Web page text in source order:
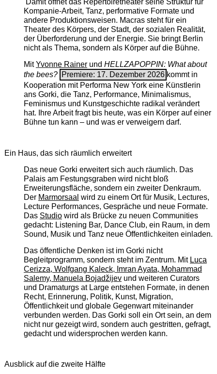
Kompanie-Arbeit, Tanz, performative Formate und
andere Produktionsweisen. Macras steht für ein
Theater des Körpers, der Stadt, der sozialen Realität,
der Überforderung und der Energie. Sie bringt Berlin
nicht als Thema, sondern als Körper auf die Bühne.
MitYvonne Rainerund HELLZAPOPPIN: What about
the bees? Premiere: 17. Dezember 2026 kommt in
Kooperation mit Performa New York eine Künstlerin
ans Gorki, die Tanz, Performance, Minimalismus,
Feminismus und Kunstgeschichte radikal verändert
hat. Ihre Arbeit fragt bis heute, was ein Körper auf einer
Bühne tun kann – und was er verweigern darf.
Ein Haus, das sich räumlich erweitert
Das neue Gorki erweitert sich auch räumlich. Das
Palais am Festungsgraben wird nicht bloß
Erweiterungsfläche, sondern ein zweiter Denkraum.
Der Marmorsaal wird zu einem Ort für Musik, Lectures,
Lecture Performances, Gespräche und neue Formate.
Das Studiowird als Brücke zu neuen Communities
gedacht: Listening Bar, Dance Club, ein Raum, in dem
Sound, Musik und Tanz neue Öffentlichkeiten einladen.
Das öffentliche Denken ist im Gorki nicht
Begleitprogramm, sondern steht im Zentrum. Mit Luca
Cerizza, Wolfgang Kaleck, Imran Ayata, Mohammad
Salemy, Manuela Bojadžijevund weiteren Curators
und Dramaturgs at Large entstehen Formate, in denen
Recht, Erinnerung, Politik, Kunst, Migration,
Öffentlichkeit und globale Gegenwart miteinander
verbunden werden. Das Gorki soll ein Ort sein, an dem
nicht nur gezeigt wird, sondern auch gestritten, gefragt,
gedacht und widersprochen werden kann.
Ausblick auf die zweite Hälfte